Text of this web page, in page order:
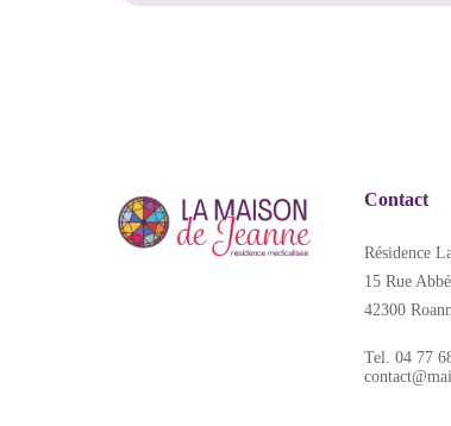
Contact
Résidence
15 Rue
42300
Tel. 04 77